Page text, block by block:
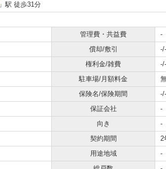
」駅 徒歩31分
管理費・共益費
-
償却/敷引
-/-
権利金/雑費
-/-
駐車場/月額料金
保険名/保険期間
-/-
保証会社
-
向き
-
契約期間
2
用途地域
-